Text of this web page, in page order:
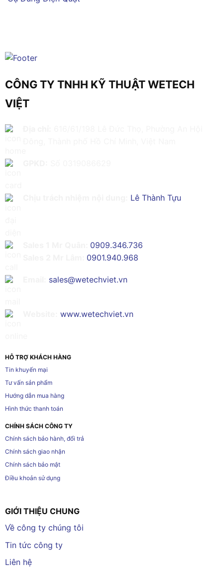
CÔNG TY TNHH KỸ THUẬT WETECH
VIỆT
Lê Thành Tựu
0909.346.736
0901.940.968
sales@wetechviet.vn
www.wetechviet.vn
HỖ TRỢ KHÁCH HÀNG
Tin khuyến mại
Tư vấn sản phẩm
Hướng dẫn mua hàng
Hình thức thanh toán
CHÍNH SÁCH CÔNG TY
Chính sách bảo hành, đổi trả
Chính sách giao nhận
Chính sách bảo mật
Điều khoản sử dụng
GIỚI THIỆU CHUNG
Về công ty chúng tôi
Tin tức công ty
Liên hệ